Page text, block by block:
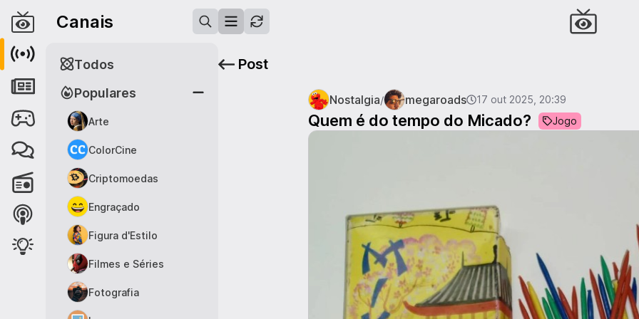
Canais
Populares
Arte
ColorCine
Criptomoedas
Engraçado
Figura d'Estilo
Filmes e Séries
Fotografia
Todos Post
Nostalgia/ megaroads 17 out 2025, 20:39
Quem é do tempo do Micado? Jogo